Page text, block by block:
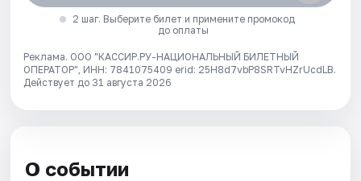
2 шаг. Выберите билет и примените промокод
до оплаты
Реклама. ООО "КАССИР.РУ-НАЦИОНАЛЬНЫЙ БИЛЕТНЫЙ
ОПЕРАТОР", ИНН: 7841075409 erid: 25H8d7vbP8SRTvHZrUcdLB.
Действует до 31 августа 2026
О событии